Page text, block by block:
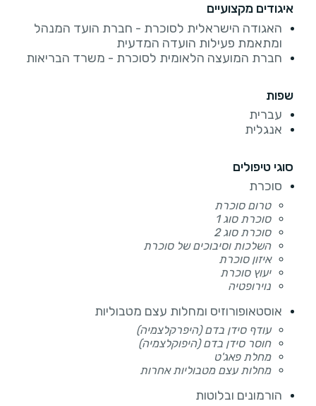
איגודים מקצועיים
האגודה הישראלית לסוכרת - חברת הועד המנהל
ומתאמת פעילות הועדה המדעית
חברת המועצה הלאומית לסוכרת - משרד הבריאות
שפות
עברית
אנגלית
סוגי טיפולים
סוכרת
טרום סוכרת
סוכרת סוג 1 ​
סוכרת סוג 2
השלכות וסיבוכים של סוכרת
איזון סוכרת
יעוץ סוכרת
נוירופטיה
אוסטאופורוזיס ומחלות עצם מטבוליות
עודף סידן בדם (היפרקלצמיה)
חוסר סידן בדם (היפוקלצמיה)
מחלת פאג'ט
מחלות עצם מטבוליות אחרות
הורמונים ובלוטות